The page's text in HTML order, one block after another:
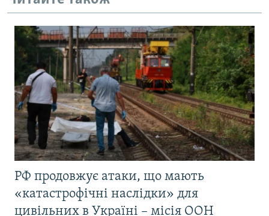
РФ продовжує атаки, що мають
«катастрофічні наслідки» для
цивільних в Україні – місія ООН